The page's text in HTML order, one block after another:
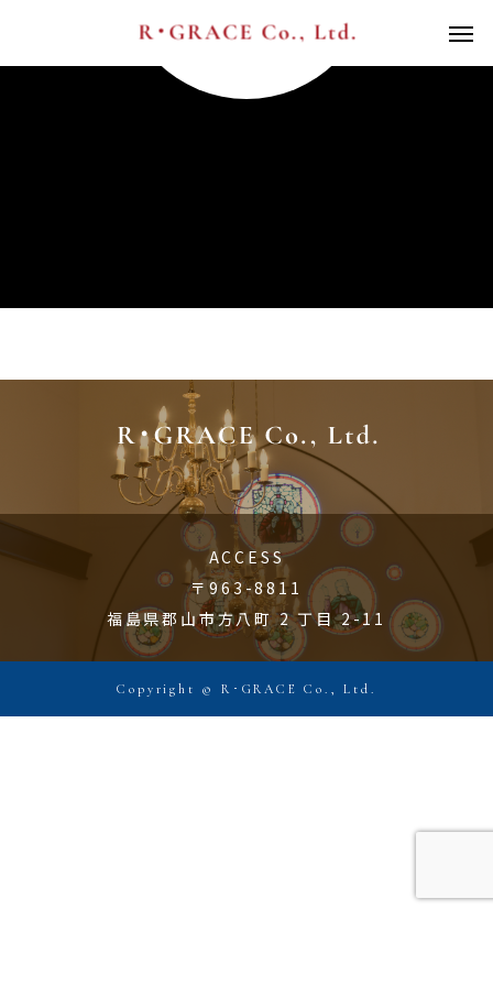
ACCESS
〒963-8811
福島県郡山市方八町 2 丁目 2-11
Copyright © R･GRACE Co., Ltd.